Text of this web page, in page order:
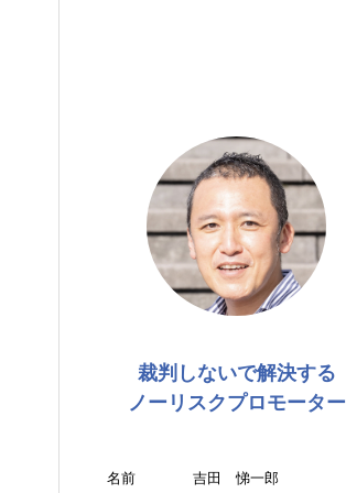
裁判しないで解決する
ノーリスクプロモーター
名前
吉田 悌一郎